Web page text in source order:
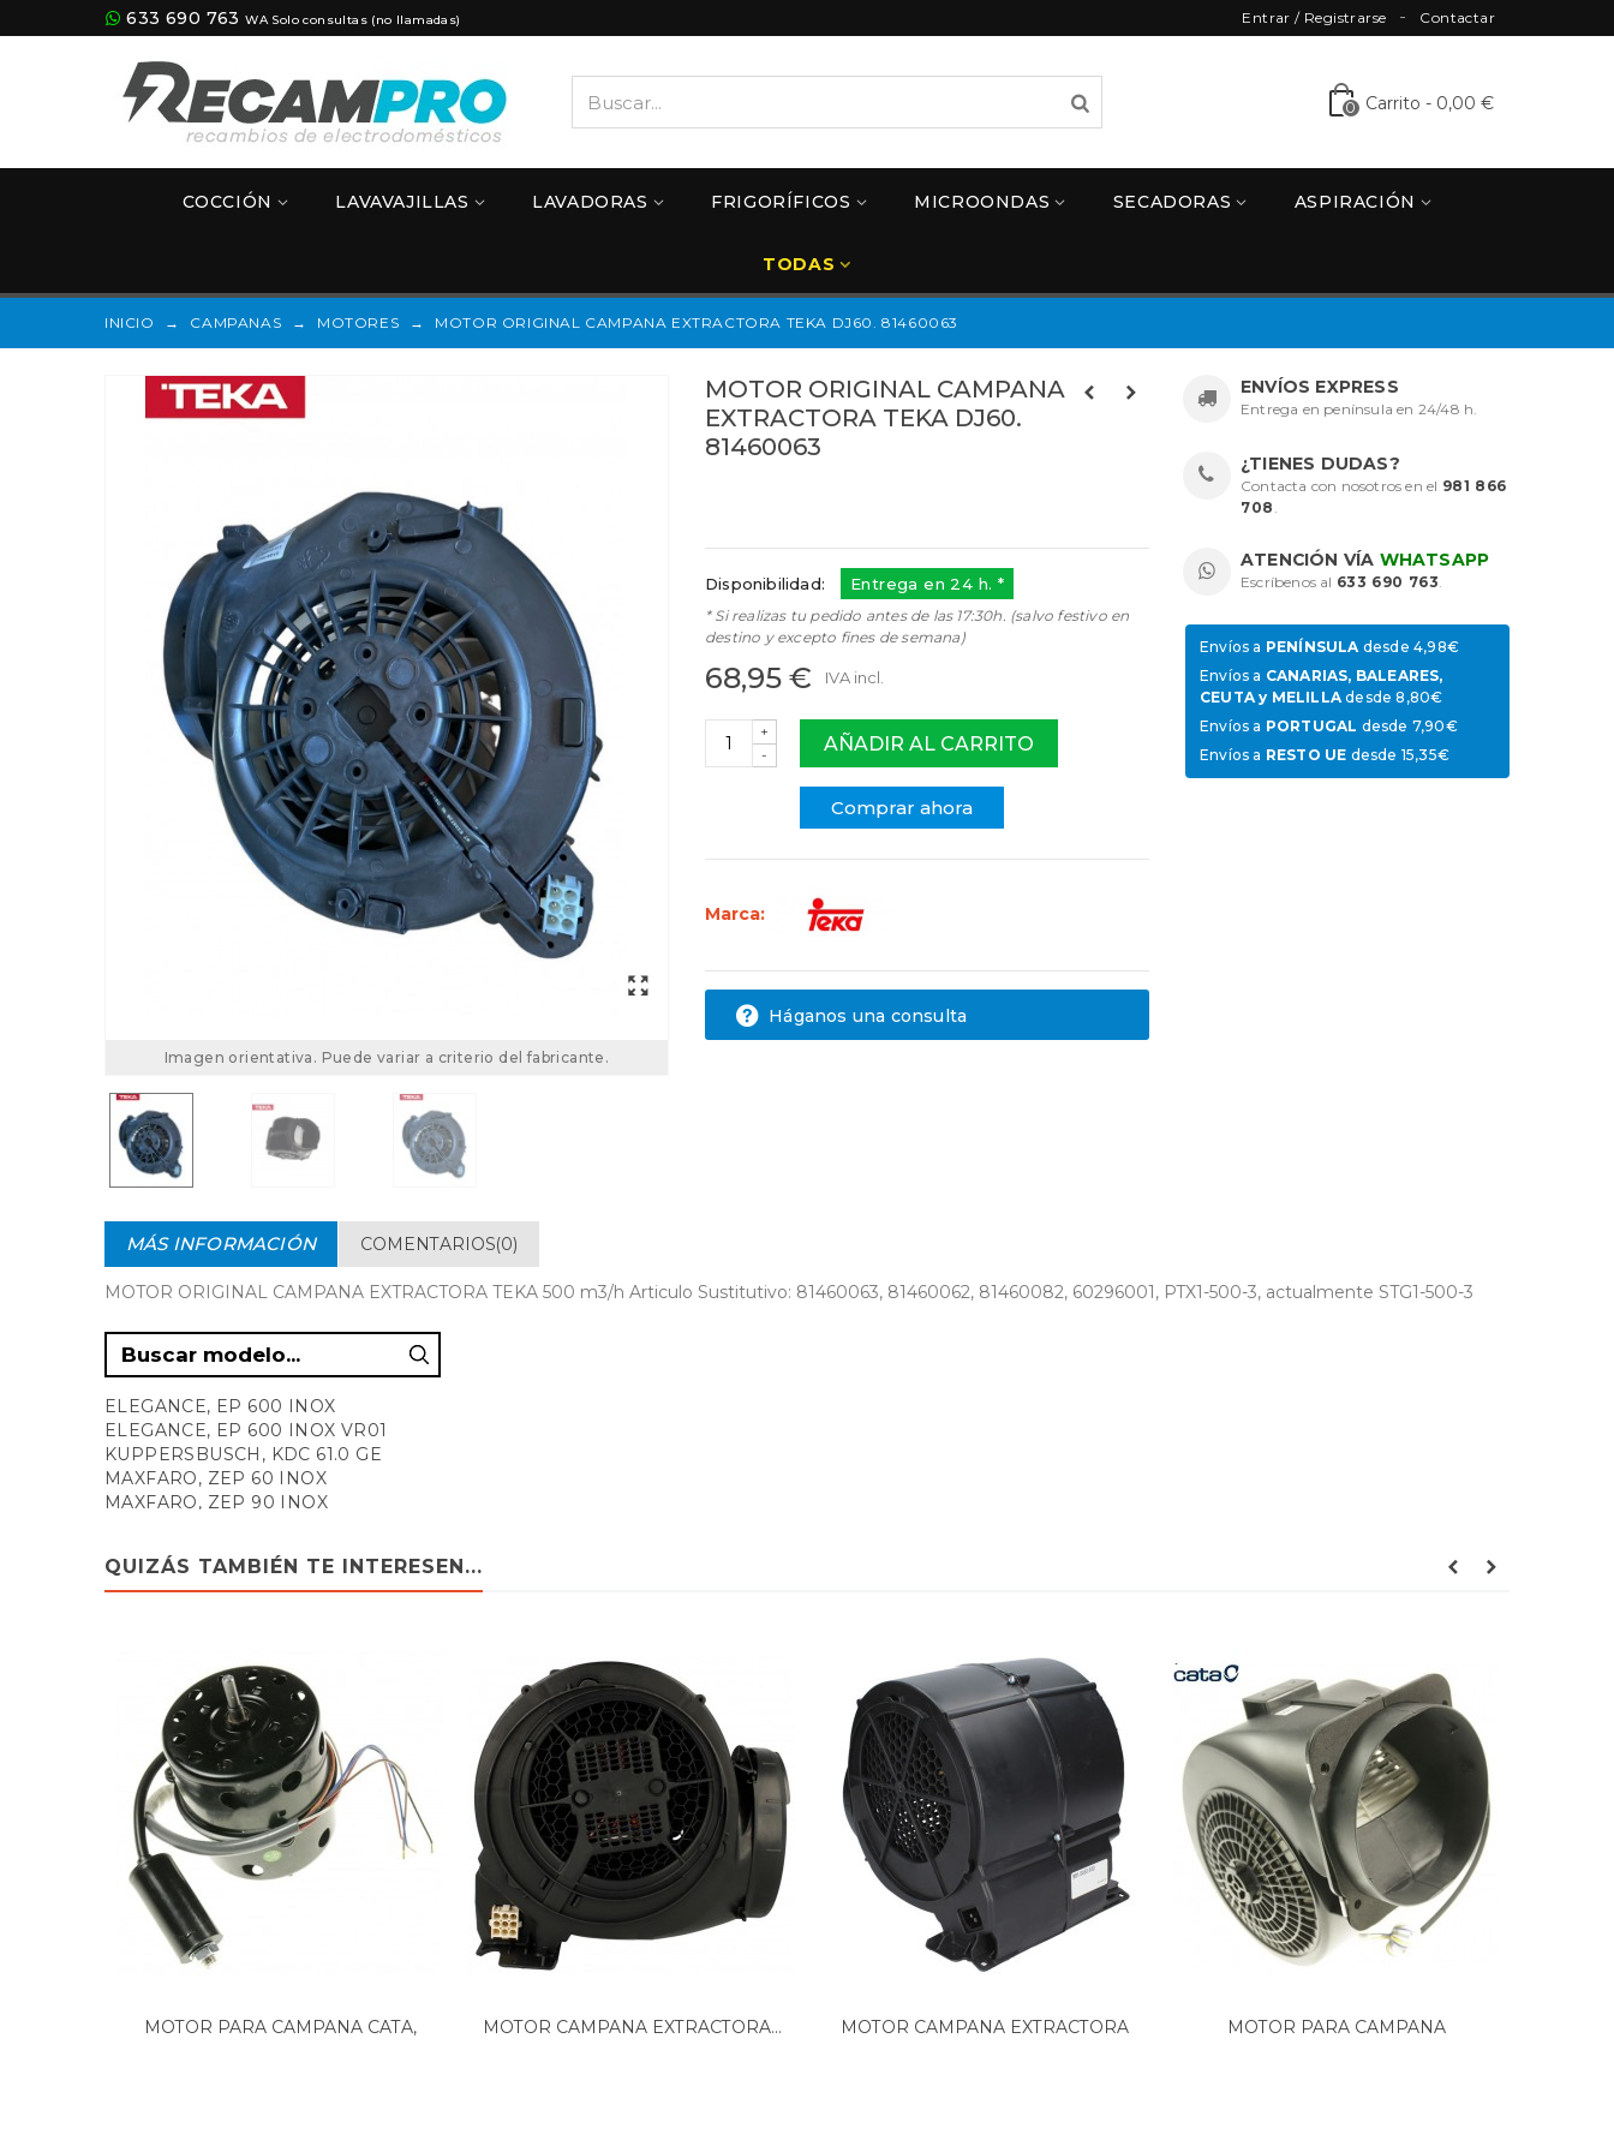
633 690 763 WA Solo consultas (no llamadas) Contactar
Entrar / Registrarse
0 Carrito - 0,00 €
COCCIÓN LAVAVAJILLAS LAVADORAS FRIGORÍFICOS MICROONDAS SECADORAS ASPIRACIÓN
TODAS
INICIO → CAMPANAS → MOTORES → MOTOR ORIGINAL CAMPANA EXTRACTORA TEKA DJ60. 81460063
Imagen orientativa. Puede variar a criterio del fabricante.
MOTOR ORIGINAL CAMPANA
EXTRACTORA TEKA DJ60.
81460063
Disponibilidad: Entrega en 24 h. *
* Si realizas tu pedido antes de las 17:30h. (salvo festivo en
destino y excepto fines de semana)
68,95 € IVA incl.
-
+
AÑADIR AL CARRITO
Comprar ahora
Marca:
Háganos una consulta
ENVÍOS EXPRESS
Entrega en península en 24/48 h.
¿TIENES DUDAS?
Contacta con nosotros en el 981 866
708 .
ATENCIÓN VÍA WHATSAPP
Escríbenos al 633 690 763.
Envíos a PENÍNSULAdesde 4,98€
Envíos a CANARIAS, BALEARES,
CEUTA y MELILLAdesde 8,80€
Envíos a PORTUGAL desde 7,90€
Envíos a RESTO UE desde 15,35€
MÁS INFORMACIÓN COMENTARIOS(0)
MOTOR ORIGINAL CAMPANA EXTRACTORA TEKA 500 m3/h Articulo Sustitutivo: 81460063, 81460062, 81460082, 60296001, PTX1-500-3, actualmente STG1-500-3
ELEGANCE, EP 600 INOX
ELEGANCE, EP 600 INOX VR01
KUPPERSBUSCH, KDC 61.0 GE
MAXFARO, ZEP 60 INOX
MAXFARO, ZEP 90 INOX
TEKA, CMB 60-0708
TEKA, CMB 70
TEKA, CMB 70 INOXIDABLE
TEKA, CMB 90 INOX
TEKA, CMB 90-0708
TEKA, CMB1 60 INOX
TEKA, CMB1 60 INOX VR01
TEKA, CMB1 60 INOX VR02
TEKA, CMB1 70 INOX
TEKA, CMB1-90 VR01 40460774
TEKA, CMB1 70 INOX VR01
TEKA, CMB1 70 INOX VR02
TEKA, CMB1 90 INOX
TEKA, CMB1 90 INOX VR01
TEKA, CMB1 90 INOX VR02
TEKA, CMB1 90 VR01
TEKA, DB1 60 VR01
QUIZÁS TAMBIÉN TE INTERESEN...
MOTOR PARA CAMPANA CATA,
MOTOR CAMPANA EXTRACTORA...
MOTOR CAMPANA EXTRACTORA
MOTOR PARA CAMPANA